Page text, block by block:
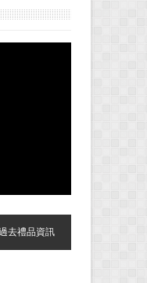
去禮品資訊